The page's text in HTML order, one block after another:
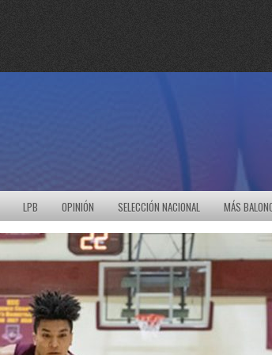
LPB OPINIÓN SELECCIÓN NACIONAL MÁS